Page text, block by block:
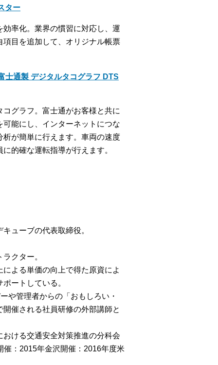
ター
率化。業界の慣習に対応し、運
目を追加して、オリジナル帳票
士通製 デジタルタコグラフ DTS
グラフ。富士通がお客様と共に
能にし、インターネットにつな
が簡単に行えます。車両の速度
的確な運転指導が行えます。
ューブの代表取締役。
クター。
よる単価の向上で得た原資によ
ートしている。
や管理者からの「おもしろい・
催される社員研修の外部講師と
ける交通安全対策推進の分科会
：2015年金沢開催：2016年度米